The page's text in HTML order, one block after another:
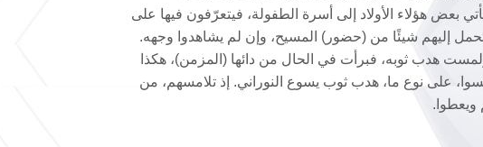
بعض هؤلاء الأولاد إلى أسرة الطفولة، فيتعرّفون فيها على
إليهم شيئًا من (حضور) المسيح، وإن لم يشاهدوا وجهه.
هدب ثوبه، فبرأت في الحال من دائها (المزمن)، هكذا
على نوع ما، هدب ثوب يسوع النوراني. إذ تلامسهم، من
ويعطوا.